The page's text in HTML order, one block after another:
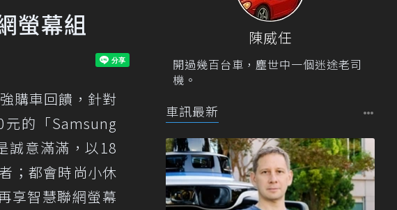
螢幕組
購車回饋，針對
的「Samsung
誠意滿滿，以18
；都會時尚小休
享智慧聯網螢幕
陳威任
開過幾百台車，塵世中一個迷途老司
機。
車訊最新